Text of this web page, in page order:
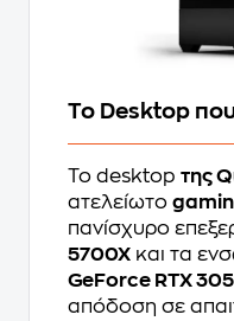
Το Desktop
Το desktop της
ατελείωτο
πανίσχυρο
5700X και τα
GeForce RTX
απόδοση σε